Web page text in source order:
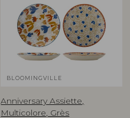
BLOOMINGVILLE
Anniversary Assiette,
Multicolore, Grès